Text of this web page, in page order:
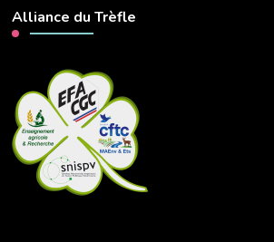
Alliance du Trèfle